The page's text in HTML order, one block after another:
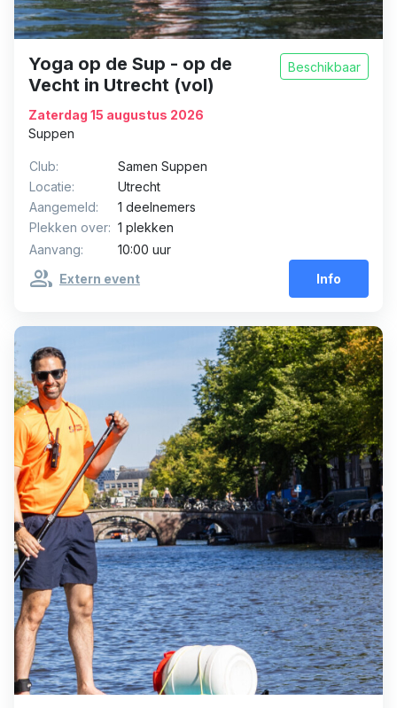
Yoga op de Sup - op de
Vecht in Utrecht (vol)
Zaterdag 15 augustus 2026
Suppen
Beschikbaar
Club:
Samen Suppen
Locatie:
Utrecht
Aangemeld:
1 deelnemers
Plekken over: 1 plekken
Aanvang:
10:00 uur
group Extern event Info